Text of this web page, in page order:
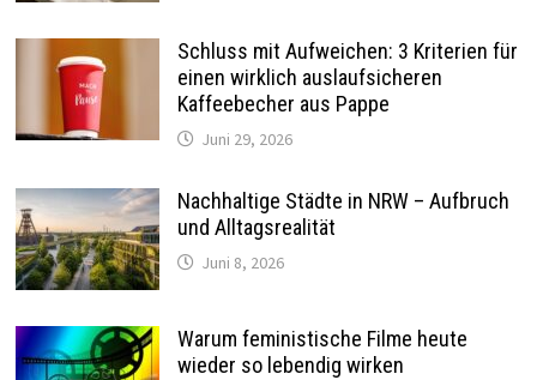
Schluss mit Aufweichen: 3 Kriterien für
einen wirklich auslaufsicheren
Kaffeebecher aus Pappe
Juni 29, 2026
Nachhaltige Städte in NRW – Aufbruch
und Alltagsrealität
Juni 8, 2026
Warum feministische Filme heute
wieder so lebendig wirken